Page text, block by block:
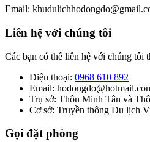
Email:
Liên hệ với chúng tôi
Các bạn có thể liên hệ với chúng tôi
Điện thoại: 0968 610 892
Email:
Trụ sở: Thôn Minh Tân và
Cơ sở: Truyền thông Du lịch
Gọi đặt phòng